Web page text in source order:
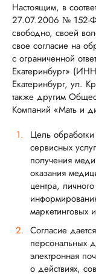
Настоящим, в
27.07.2006 № 152-
свободно, своей
свое согласие на
с ограниченной
Екатеринбург»
Екатеринбург, ул.
также другим
Компаний «Мать и
Цель
сервисных
получения
оказания
центра,
маркетинговых
Согласие
персональных
электронная
о действиях,